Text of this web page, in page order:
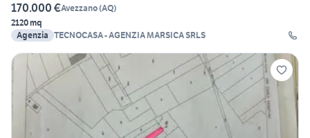
170.000 €Avezzano(AQ)
2120 mq
Agenzia TECNOCASA - AGENZIA MARSICA SRLS